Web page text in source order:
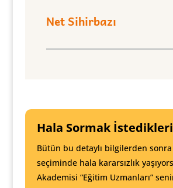
Net Sihirbazı
Hala Sormak
Bütün bu detaylı bilgilerden
seçiminde hala kararsızlık
Akademisi “Eğitim Uzmanları”